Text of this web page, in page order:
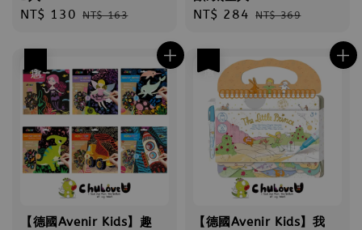
Sale
NT$ 130 Regular
NT$ 163
Sale
NT$ 284 Regular
NT$ 369
【德國Avenir Kids】趣
【德國Avenir Kids】我